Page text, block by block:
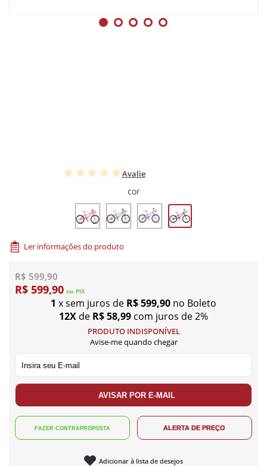
Avalie
cor
Ler informações do produto
R$ 599,90
R$ 599,90 no PIX
1 x sem juros de R$ 599,90 no Boleto
12X de R$ 58,99 com juros de 2%
PRODUTO INDISPONÍVEL
Avise-me quando chegar
Adicionar à lista de desejos